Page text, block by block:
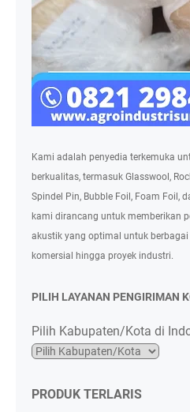
Kami adalah penyedia terkemuka
berkualitas, termasuk Glasswool,
Spindel Pin, Bubble Foil, Foam Foil,
kami dirancang untuk memberikan
akustik yang optimal untuk
komersial hingga proyek industri.
PILIH LAYANAN PENGIRIMAN
Pilih Kabupaten/Kota di
PRODUK TERLARIS